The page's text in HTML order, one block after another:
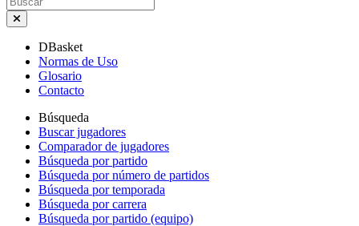
DBasket
Normas de Uso
Glosario
Contacto
Búsqueda
Buscar jugadores
Comparador de jugadores
Búsqueda por partido
Búsqueda por número de partidos
Búsqueda por temporada
Búsqueda por carrera
Búsqueda por partido (equipo)